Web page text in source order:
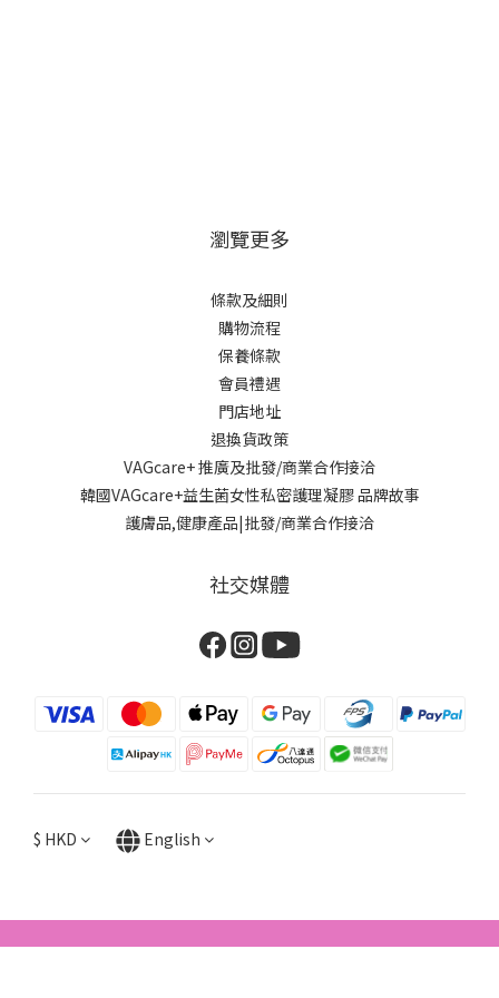
瀏覽更多
條款及細則
購物流程
保養條款
會員禮遇
門店地址
退換貨政策
VAGcare+ 推廣及批發/商業合作接洽
韓國VAGcare+益生菌女性私密護理凝膠 品牌故事
護膚品,健康產品|批發/商業合作接洽
社交媒體
$ HKD English